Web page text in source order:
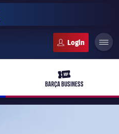
ticket-vip
BARÇA BUSINESS